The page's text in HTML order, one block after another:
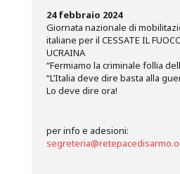
24 febbraio 2024
Giornata nazionale di
italiane per il CESSATE IL
UCRAINA
“Fermiamo la criminale follia
“L’Italia deve dire basta alla
Lo deve dire ora!
per info e adesioni: